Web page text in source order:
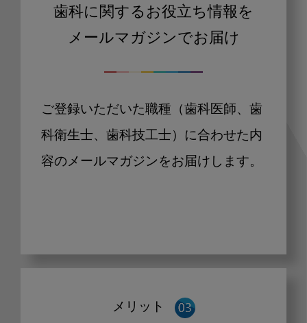
歯科に関するお役立ち情報を
メールマガジンでお届け
ご登録いただいた職種（歯科医師、歯
科衛生士、歯科技工士）に合わせた内
容のメールマガジンをお届けします。
メリット